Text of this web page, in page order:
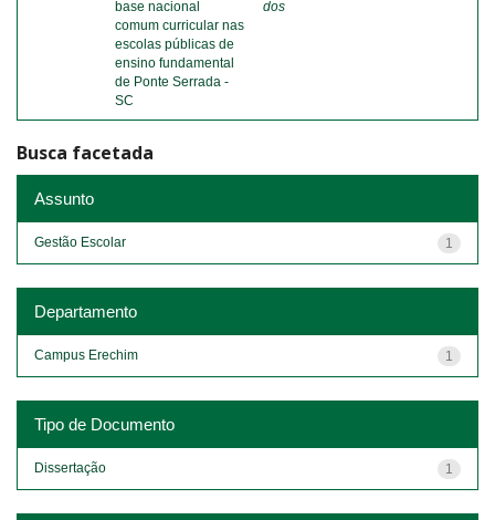
base nacional
comum curricular nas
escolas públicas de
ensino fundamental
de Ponte Serrada -
SC
dos
Busca facetada
Assunto
1
Gestão Escolar
Departamento
1
Campus Erechim
Tipo de Documento
1
Dissertação